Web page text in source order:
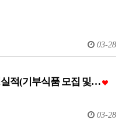
03-28
적(기부식품 모집 및…
03-28